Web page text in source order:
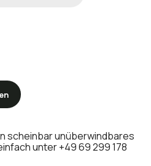
scheinbar unüberwindbares
unter+49 69 299 178